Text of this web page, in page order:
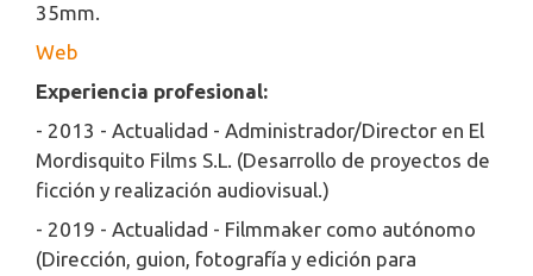
35mm.
Web
Experiencia profesional:
- 2013 - Actualidad - Administrador/Director en El
Mordisquito Films S.L. (Desarrollo de proyectos de
ficción y realización audiovisual.)
- 2019 - Actualidad - Filmmaker como autónomo
(Dirección, guion, fotografía y edición para